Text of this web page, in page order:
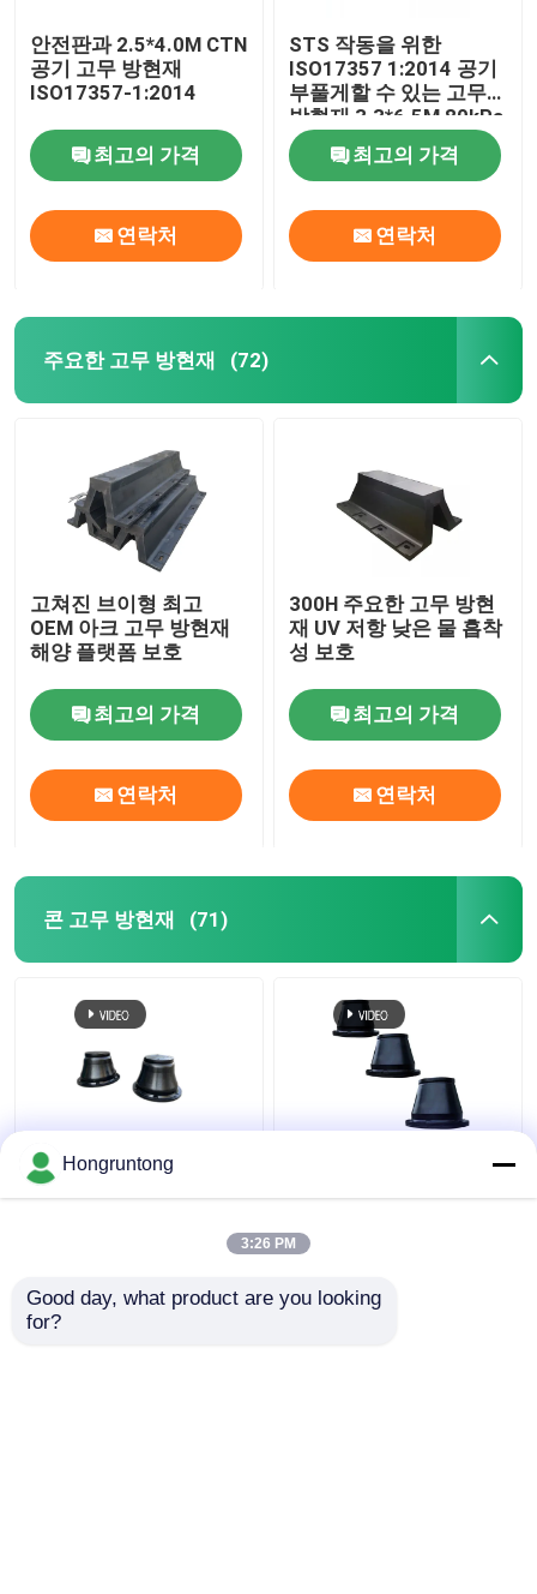
안전판과 2.5*4.0M CTN
공기 고무 방현재
ISO17357-1:2014
최고의 가격
연락처
STS 작동을 위한
ISO17357 1:2014 공기
부풀게할 수 있는 고무
방현재 3.3*6.5M 80kPa
최고의 가격
연락처
주요한 고무 방현재 (72)
고쳐진 브이형 최고
OEM 아크 고무 방현재
해양 플랫폼 보호
최고의 가격
연락처
300H 주요한 고무 방현
재 UV 저항 낮은 물 흡착
성 보호
최고의 가격
연락처
콘 고무 방현재 (71)
600H 코너 충격 펜더 가
벼운 내구성 고무 설치
Hongruntong
3:26 PM
Good day, what product are you looking
for?